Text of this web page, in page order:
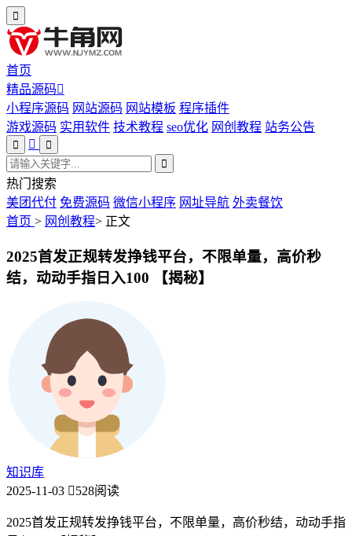
首页
精品源码
小程序源码 网站源码 网站模板 程序插件
游戏源码 实用软件 技术教程 seo优化 网创教程 站务公告
热门搜索
美团代付 免费源码 微信小程序 网址导航 外卖餐饮
首页 > 网创教程> 正文
2025首发正规转发挣钱平台，不限单量，高价秒
结，动动手指日入100 【揭秘】
知识库
2025-11-03
528阅读
2025首发正规转发挣钱平台，不限单量，高价秒结，动动手指